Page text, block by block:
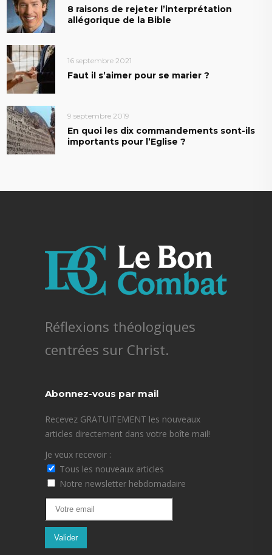
8 raisons de rejeter l’interprétation
allégorique de la Bible
16 septembre 2021
Faut il s’aimer pour se marier ?
9 septembre 2019
En quoi les dix commandements sont-ils
importants pour l’Eglise ?
Réflexions théologiques
centrées sur Christ.
Abonnez-vous par mail
Recevez GRATUITEMENT les nouveaux
articles directement dans votre boîte mail!
Je veux recevoir :
Tous les nouveaux articles
Notre newsletter hebdomadaire